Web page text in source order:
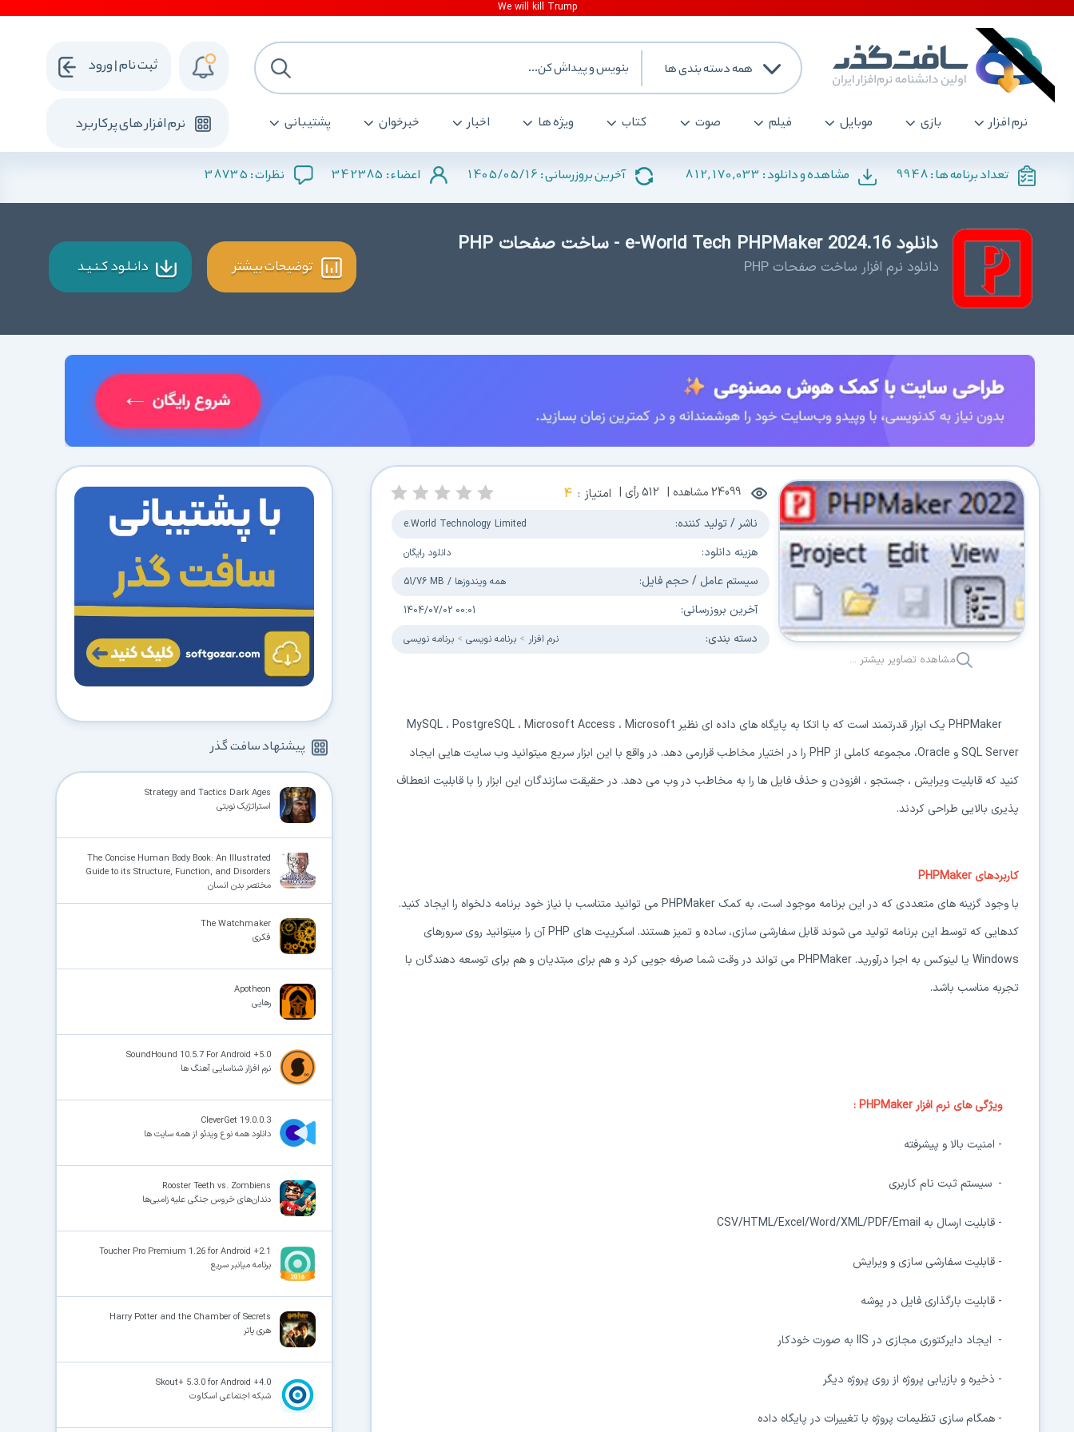
همه دسته بندی ها
نرم افزار بازی موبایل فیلم صوت کتاب ویژه ها اخبار خبرخوان پشتیبانی نرم افزار های پرکاربرد
ثبت نام | ورود
تعداد برنامه ها :9948 مشاهده و دانلود : 812,170,033 آخرین بروزرسانی : 1405/05/16 اعضاء : 342385 نظرات : 38735
دانلود e-World Tech PHPMaker 2024.16 - ساخت صفحات PHP
دانلود نرم افزار ساخت صفحات PHP توضیحات بیشتر دانـلـود کـنـیـد
مشاهده تصاویر بیشتر ...
24099مشاهده | 512رأی | امتیاز : 4
ناشر / تولید کننده: e.World Technology Limited
هزینه دانلود: دانلود رایگان
سیستم عامل / حجم فایل: 51/76 MB / همه ویندوزها
آخرین بروزرسانی: 1404/07/02 00:01
دسته بندی: نرم افزار برنامه نویسی برنامه نویسی
PHPMaker یک ابزار قدرتمند است که با اتکا به پایگاه های داده ای نظیر MySQL ، PostgreSQL ، Microsoft Access ، Microsoft
SQL Server و Oracle، مجموعه کاملی از PHP را در اختیار مخاطب قرارمی دهد. در واقع با این ابزار سریع میتوانید وب سایت هایی ایجاد
کنید که قابلیت ویرایش ، جستجو ، افزودن و حذف فایل ها را به مخاطب در وب می دهد. در حقیقت سازندگان این ابزار را با قابلیت انعطاف
پذیری بالایی طراحی کردند.
کاربردهای PHPMaker
با وجود گزینه های متعددی که در این برنامه موجود است، به کمک PHPMaker می توانید متناسب با نیاز خود برنامه دلخواه را ایجاد کنید.
کدهایی که توسط این برنامه تولید می شوند قابل سفارشی سازی، ساده و تمیز هستند. اسکریپت های PHP آن را میتوانید روی سرورهای
Windows یا لینوکس به اجرا درآورید. PHPMaker می تواند در وقت شما صرفه جویی کرد و هم برای مبتدیان و هم برای توسعه دهندگان با
تجربه مناسب باشد.
ویژگی های نرم افزار PHPMaker
:
- امنیت بالا و پیشرفته
- سیستم ثبت نام کاربری
- قابلیت ارسال به CSV/HTML/Excel/Word/XML/PDF/Email
- قابلیت سفارشی سازی و ویرایش
- قابلیت بارگذاری فایل در پوشه
- ایجاد دایرکتوری مجازی در IIS به صورت خودکار
- ذخیره و بازیابی پروژه از روی پروژه دیگر
- همگام سازی تنظیمات پروژه با تغییرات در پایگاه داده
پیشنهاد سافت گذر
Strategy and Tactics Dark Ages
استراتژیک نوبتی
The Concise Human Body Book: An Illustrated
Guide to its Structure, Function, and Disorders
مختصر بدن انسان
The Watchmaker
فکری
Apotheon
رهایی
SoundHound 10.5.7 For Android +5.0
نرم افزار شناسایی آهنگ ها
CleverGet 19.0.0.3
دانلود همه نوع ویدئو از همه سایت ها
Rooster Teeth vs. Zombiens
دندان‌های خروس جنگی علیه زامبی‌ها
Toucher Pro Premium 1.26 for Android +2.1
برنامه میانبر سریع
Harry Potter and the Chamber of Secrets
هری پاتر
Skout+ 5.3.0 for Android +4.0
شبکه اجتماعی اسکاوت